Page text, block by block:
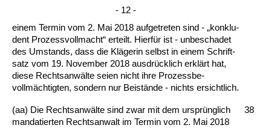
- 12 -
ei­nem Ter­min vom 2. Mai 2018 auf­ge­tre­ten sind - „kon­klu­
dent Pro­zess­voll­macht“ er­teilt. Hierfür ist - un­be­scha­det
des Um­stands, dass die Kläge­rin selbst in ei­nem Schrift­
satz vom 19. No­vem­ber 2018 aus­drück­lich erklärt hat,
die­se Rechts­anwälte sei­en nicht ih­re Pro­zess­be­
vollmäch­tig­ten, son­dern nur Beistän­de - nichts er­sicht­lich.
(aa) Die Rechts­anwälte sind zwar mit dem ursprüng­lich
man­da­tier­ten Rechts­an­walt im Ter­min vom 2. Mai 2018
38